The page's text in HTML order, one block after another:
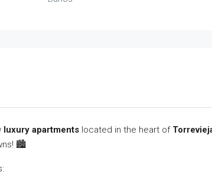
luxury apartments located in the heart of
🏙️